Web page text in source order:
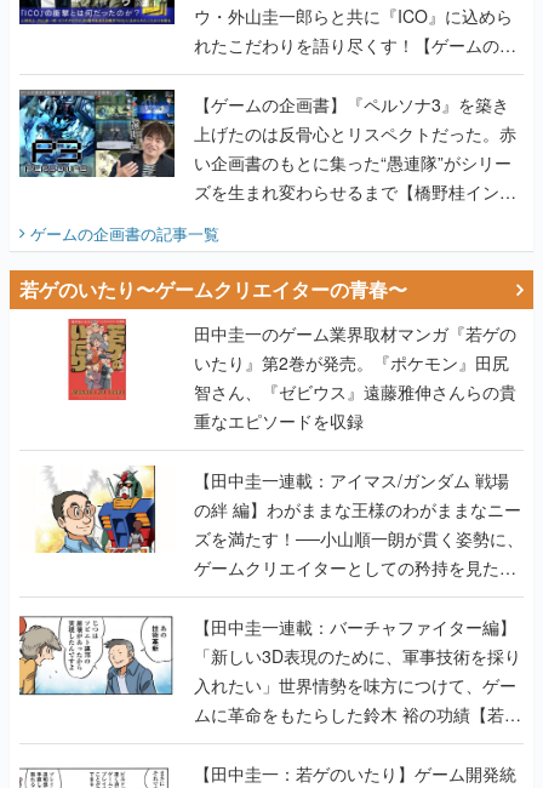
ウ・外山圭一郎らと共に『ICO』に込めら
れたこだわりを語り尽くす！【ゲームの企
画書】
【ゲームの企画書】『ペルソナ3』を築き
上げたのは反骨心とリスペクトだった。赤
い企画書のもとに集った“愚連隊”がシリー
ズを生まれ変わらせるまで【橋野桂インタ
ゲームの企画書の記事一覧
若ゲのいたり〜ゲームクリエイターの青春〜
田中圭一のゲーム業界取材マンガ『若ゲの
いたり』第2巻が発売。『ポケモン』田尻
智さん、『ゼビウス』遠藤雅伸さんらの貴
重なエピソードを収録
【田中圭一連載：アイマス/ガンダム 戦場
の絆 編】わがままな王様のわがままなニー
ズを満たす！──小山順一朗が貫く姿勢に、
ゲームクリエイターとしての矜持を見た
【若ゲのいたり最終回】
【田中圭一連載：バーチャファイター編】
「新しい3D表現のために、軍事技術を採り
入れたい」世界情勢を味方につけて、ゲー
ムに革命をもたらした鈴木 裕の功績【若ゲ
のいたり】
【田中圭一：若ゲのいたり】ゲーム開発統